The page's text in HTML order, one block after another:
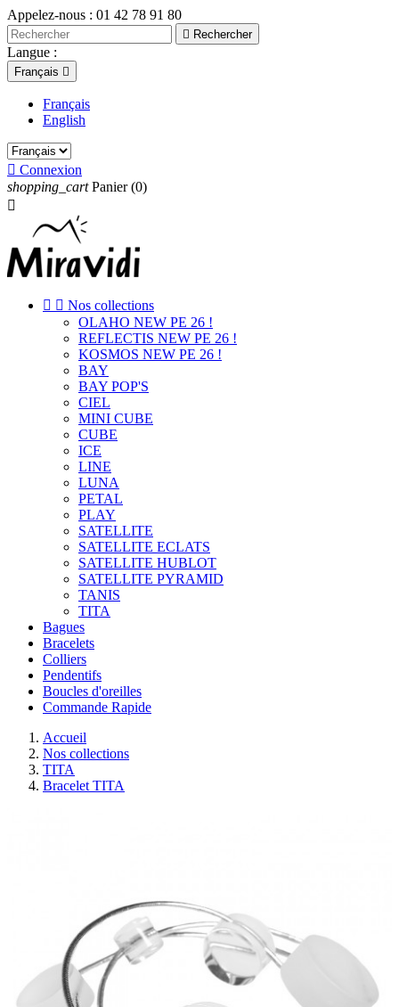
Appelez-nous : 01 42 78 91 80
 Rechercher
Langue :
Français 
Français
English
 Connexion
shopping_cart Panier (0)

  Nos collections
OLAHO NEW PE 26 !
REFLECTIS NEW PE 26 !
KOSMOS NEW PE 26 !
BAY
BAY POP'S
CIEL
MINI CUBE
CUBE
ICE
LINE
LUNA
PETAL
PLAY
SATELLITE
SATELLITE ECLATS
SATELLITE HUBLOT
SATELLITE PYRAMID
TANIS
TITA
Bagues
Bracelets
Colliers
Pendentifs
Boucles d'oreilles
Commande Rapide
Accueil
Nos collections
TITA
Bracelet TITA